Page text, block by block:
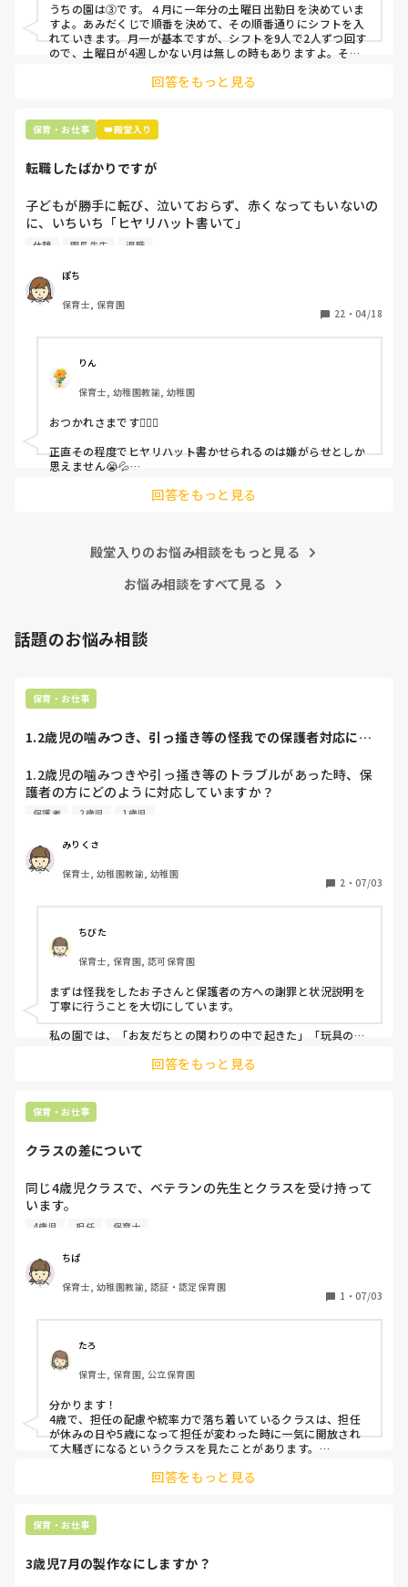
上記のいずれかの対策を取り入れることを考えています。
うちの園は③です。４月に一年分の土曜日出勤日を決めていま
すよ。あみだくじで順番を決めて、その順番通りにシフトを入
れていきます。月一が基本ですが、シフトを9人で2人ずつ回す
ので、土曜日が4週しかない月は無しの時もありますよ。その
て貰い、主任に報告してます。
回答をもっと見る
保育・お仕事 👑殿堂入り
転職したばかりですが
子どもが勝手に転び、泣いておらず、赤くなってもいないの
に、いちいち「ヒヤリハット書いて」
と書かされ
（そう言う本人は書かない）
しかも、上司に↑この内容でも
ちゃんと考えて対策を練って書き込むようにと。
呼ばれて一緒に対策を考えさせられること多数
これだけで30〜40分拘束されて辛いです
皆さんの園はどうですか?
休憩 園長先生 退職
ぽち
保育士, 保育園
22 ・ 04/18
りん
保育士, 幼稚園教諭, 幼稚園
おつかれさまです🙇🏻‍♀️
正直その程度でヒヤリハット書かせられるのは嫌がらせとしか
思えません😭💦
回答をもっと見る
殿堂入りのお悩み相談をもっと見る
お悩み相談をすべて見る
話題のお悩み相談
保育・お仕事
1.2歳児の噛みつき、引っ掻き等の怪我での保護者対応につ
1.2歳児の噛みつきや引っ掻き等のトラブルがあった時、保
護者の方にどのように対応していますか？
誰にされたを伝えるのか
時の対応などやっていることを教えてください
保護者 2歳児 1歳児
みりくさ
保育士, 幼稚園教諭, 幼稚園
2 ・ 07/03
ちびた
保育士, 保育園, 認可保育園
まずは怪我をしたお子さんと保護者の方への謝罪と状況説明を
丁寧に行うことを大切にしています。
私の園では、「お友だちとの関わりの中で起きた」「玩具の取
子さんの名前は伝えていません。
人情報保護の観点からお名前はお伝えしていません。ただ、今
後同じことがないよう職員間で共有し、再発防止に努めます」
葉で十分に気持ちを伝えられない年齢だからこそ起きるトラブ
ルだとお伝えし、園としてどのような対応をしていくかを具体
的に話すようにしています。
防ぐのか」を誠実に伝えることだと感じています。
回答をもっと見る
保育・お仕事
クラスの差について
同じ4歳児クラスで、ベテランの先生とクラスを受け持って
います。
など全体的にとても完成度が高く、保護者や上司からも「す
ごいね」と評価されています。一方で、その先生がお休みの
日はクラスがかなり荒れてしまうこともあります。普段は先
生の統率力で成り立っている部分もあるのかなと感じていま
す。
私のクラスは、もちろんルールは大切にしていますが、「4
歳児らしく楽しく過ごすこと」を大事にしています。子ども
切にしたいと思っています。
ただ、歌・生活態度・友達関係・鍵盤ハーモニカなど、あら
それが正直しんどいです。
もちろん私自身も成長したい気持ちはありますが、完成度だ
けを追い求める保育には少し違和感があります。
同じような経験をされた方はいらっしゃいますか？ベテラン
4歳児 担任 保育士
ちぱ
保育士, 幼稚園教諭, 認証・認定保育園
1 ・ 07/03
たろ
保育士, 保育園, 公立保育園
分かります！
4歳で、担任の配慮や統率力で落ち着いているクラスは、担任
が休みの日や5歳になって担任が変わった時に一気に開放され
て大騒ぎになるというクラスを見たことがあります。
を認めてくれる人が上の立場の人にいてくれたら、そこを信じ
誰か味方の人がいればいいのですが…。
回答をもっと見る
保育・お仕事
3歳児7月の製作なにしますか？